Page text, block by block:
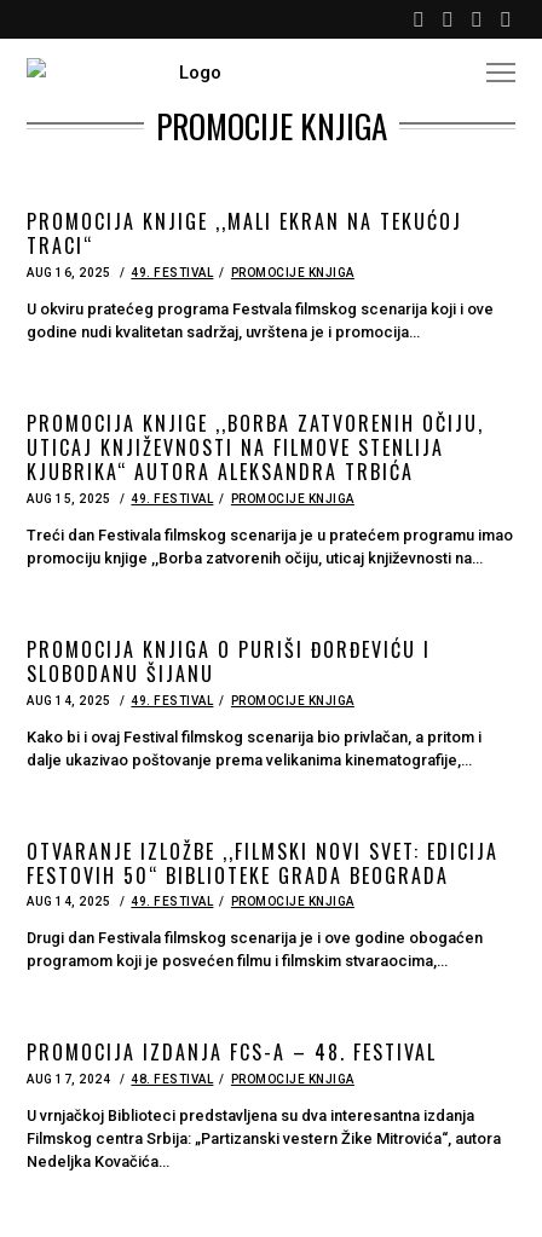
PROMOCIJE KNJIGA
PROMOCIJA KNJIGE ,,MALI EKRAN NA TEKUĆOJ
TRACI“
POSTED
AUG 16, 2025
AUG
2025
49. FESTIVAL PROMOCIJE KNJIGA
U okviru pratećeg programa Festvala filmskog scenarija koji i ove
godine nudi kvalitetan sadržaj, uvrštena je i promocija…
PROMOCIJA KNJIGE ,,BORBA ZATVORENIH OČIJU,
UTICAJ KNJIŽEVNOSTI NA FILMOVE STENLIJA
KJUBRIKA“ AUTORA ALEKSANDRA TRBIĆA
POSTED
AUG 15, 2025
AUG
2025
49. FESTIVAL PROMOCIJE KNJIGA
Treći dan Festivala filmskog scenarija je u pratećem programu imao
promociju knjige ,,Borba zatvorenih očiju, uticaj književnosti na…
PROMOCIJA KNJIGA O PURIŠI ĐORĐEVIĆU I
SLOBODANU ŠIJANU
POSTED
AUG 14, 2025
AUG
2025
49. FESTIVAL PROMOCIJE KNJIGA
Kako bi i ovaj Festival filmskog scenarija bio privlačan, a pritom i
dalje ukazivao poštovanje prema velikanima kinematografije,…
OTVARANJE IZLOŽBE ,,FILMSKI NOVI SVET: EDICIJA
FESTOVIH 50“ BIBLIOTEKE GRADA BEOGRADA
POSTED
AUG 14, 2025 49. FESTIVAL PROMOCIJE KNJIGA
Drugi dan Festivala filmskog scenarija je i ove godine obogaćen
programom koji je posvećen filmu i filmskim stvaraocima,…
PROMOCIJA IZDANJA FCS-A – 48. FESTIVAL
POSTED
AUG 17, 2024 AUG
2024
48. FESTIVAL PROMOCIJE KNJIGA
U vrnjačkoj Biblioteci predstavlјena su dva interesantna izdanja
Filmskog centra Srbija: „Partizanski vestern Žike Mitrovića“, autora
Nedelјka Kovačića…